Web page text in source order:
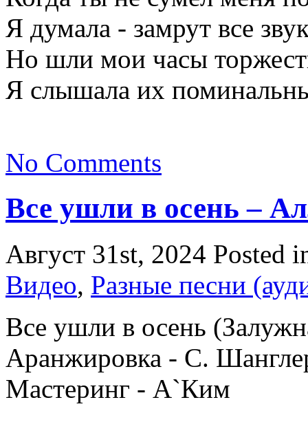
Я думала - замрут все
Но шли мои часы
Я слышала их
No Comments
Все ушли в осень –
Август 31st, 2024 Posted
Видео, Разные песни
Все ушли в осень
Аранжировка - С.
Мастеринг - А`Ким